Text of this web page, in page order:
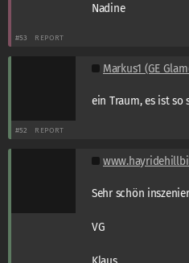
Nadine
#53 REPORT
Markus1 (GE
ein Traum, es ist so
#52 REPORT
Sehr schön
VG